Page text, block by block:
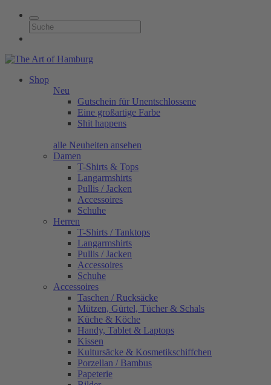
Shop
Neu
Gutschein für Unentschlossene
Eine großartige Farbe
Shit happens
alle Neuheiten ansehen
Damen
T-Shirts & Tops
Langarmshirts
Pullis / Jacken
Accessoires
Schuhe
Herren
T-Shirts / Tanktops
Langarmshirts
Pullis / Jacken
Accessoires
Schuhe
Accessoires
Taschen / Rucksäcke
Mützen, Gürtel, Tücher & Schals
Küche & Köche
Handy, Tablet & Laptops
Kissen
Kultursäcke & Kosmetikschiffchen
Porzellan / Bambus
Papeterie